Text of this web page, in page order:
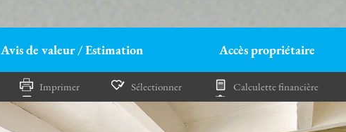
Avis de valeur / Estimation Accès propriétaire
Imprimer Sélectionner Calculette financière